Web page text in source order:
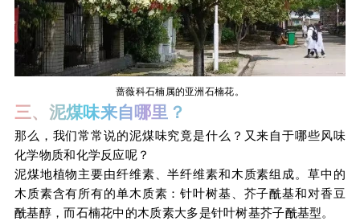
蔷薇科石楠属的亚洲石楠花。
三、泥煤味来自哪里？
那么，我们常常说的泥煤味究竟是什么？又来自于哪些风味
化学物质和化学反应呢？
泥煤地植物主要由纤维素、半纤维素和木质素组成。草中的
木质素含有所有的单木质素：针叶树基、芥子酰基和对香豆
酰基醇，而石楠花中的木质素大多是针叶树基芥子酰基型。